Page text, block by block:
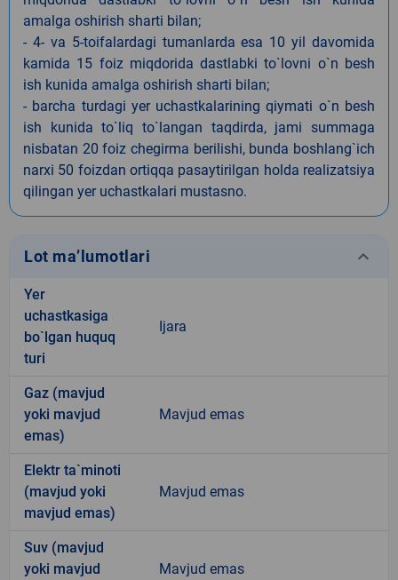
amalga oshirish sharti bilan;
- 4- va 5-toifalardagi tumanlarda esa 10 yil davomida
kamida 15 foiz miqdorida dastlabki to`lovni o`n besh
ish kunida amalga oshirish sharti bilan;
- barcha turdagi yer uchastkalarining qiymati o`n besh
ish kunida to`liq to`langan taqdirda, jami summaga
nisbatan 20 foiz chegirma berilishi, bunda boshlang`ich
narxi 50 foizdan ortiqqa pasaytirilgan holda realizatsiya
qilingan yer uchastkalari mustasno.
Lot ma’lumotlari keyboard_arrow_down
Yer
uchastkasiga
bo`lgan huquq
turi
Ijara
Gaz (mavjud
yoki mavjud
emas)
Mavjud emas
Elektr ta`minoti
(mavjud yoki
mavjud emas)
Mavjud emas
Suv (mavjud
yoki mavjud
Mavjud emas